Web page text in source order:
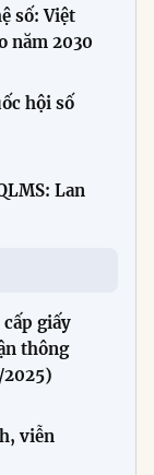
số: Việt
năm 2030
hội số
Lan
giấy
thông
2025)
viễn